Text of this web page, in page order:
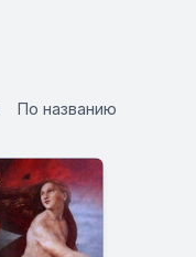
По названию